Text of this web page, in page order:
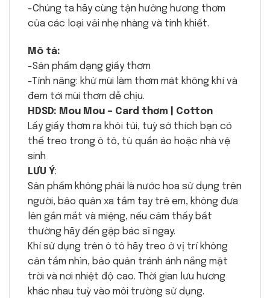
-Chúng ta hãy cùng tận hưởng hương thơm
của các loại vải nhẹ nhàng và tinh khiết.
Mô tả:
-Sản phẩm dạng giấy thơm
-Tính năng: khử mùi làm thơm mát không khí và
đem tới mùi thơm dễ chịu.
HDSD: Mou Mou – Card thơm | Cotton
Lấy giấy thơm ra khỏi túi, tuỳ sở thích bạn có
thể treo trong ô tô, tủ quần áo hoặc nhà vệ
sinh
LƯU Ý:
Sản phẩm không phải là nước hoa sử dụng trên
người, bảo quản xa tầm tay trẻ em, không đưa
lên gần mắt và miệng, nếu cảm thấy bất
thường hãy đến gặp bác sĩ ngay.
Khí sử dụng trên ô tô hãy treo ở vị trí không
cản tầm nhìn, bảo quản tránh ánh nắng mặt
trời và nơi nhiệt độ cao. Thời gian lưu hương
khác nhau tuỳ vào môi trường sử dụng.